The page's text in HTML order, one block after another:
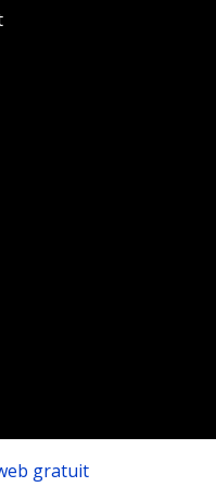
gratuit